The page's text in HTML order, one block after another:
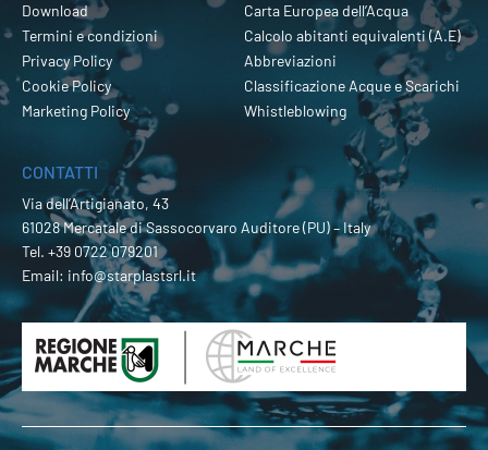
Download
Termini e condizioni
Privacy Policy
Cookie Policy
Marketing Policy
Carta Europea dell’Acqua
Calcolo abitanti equivalenti (A.E)
Abbreviazioni
Classificazione Acque e Scarichi
Whistleblowing
CONTATTI
Via dell’Artigianato, 43
61028 Mercatale di Sassocorvaro Auditore (PU) – Italy
Tel. +39 0722 079201
Email: info@starplastsrl.it